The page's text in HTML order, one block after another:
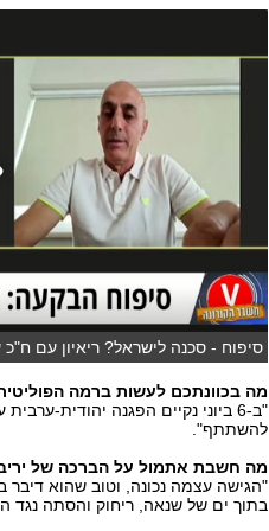
סיפוח - סכנה לישראל? ריאיון עם ח"כ
עמי)
מה בכוונתכם לעשות ברמה
"ב-6 ביוני נקיים הפגנה יהודית-
להשתתף".
מה חשבת אתמול על הברכה של יריב
"הגישה עצמה נכונה, וטוב שהוא
בתוך ים של שנאה, ריחוק והסתה נגד